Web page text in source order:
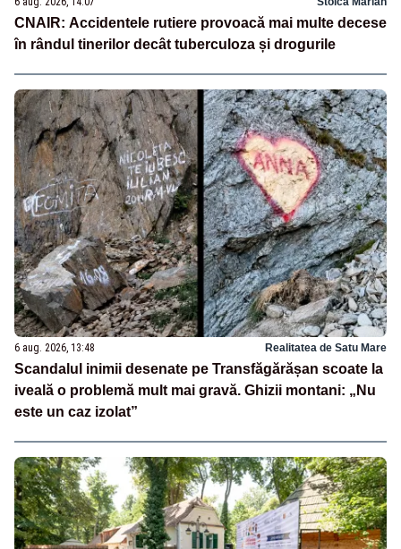
CNAIR: Accidentele rutiere provoacă mai multe decese
în rândul tinerilor decât tuberculoza și drogurile
6 aug. 2026, 13:48 Realitatea de Satu Mare
Scandalul inimii desenate pe Transfăgărășan scoate la
iveală o problemă mult mai gravă. Ghizii montani: „Nu
este un caz izolat”